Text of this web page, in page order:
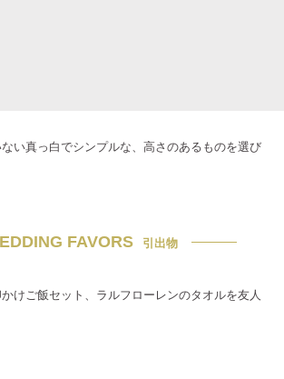
い真っ白でシンプルな、高さのあるものを選び
FAVORS 引出物
けご飯セット、ラルフローレンのタオルを友人